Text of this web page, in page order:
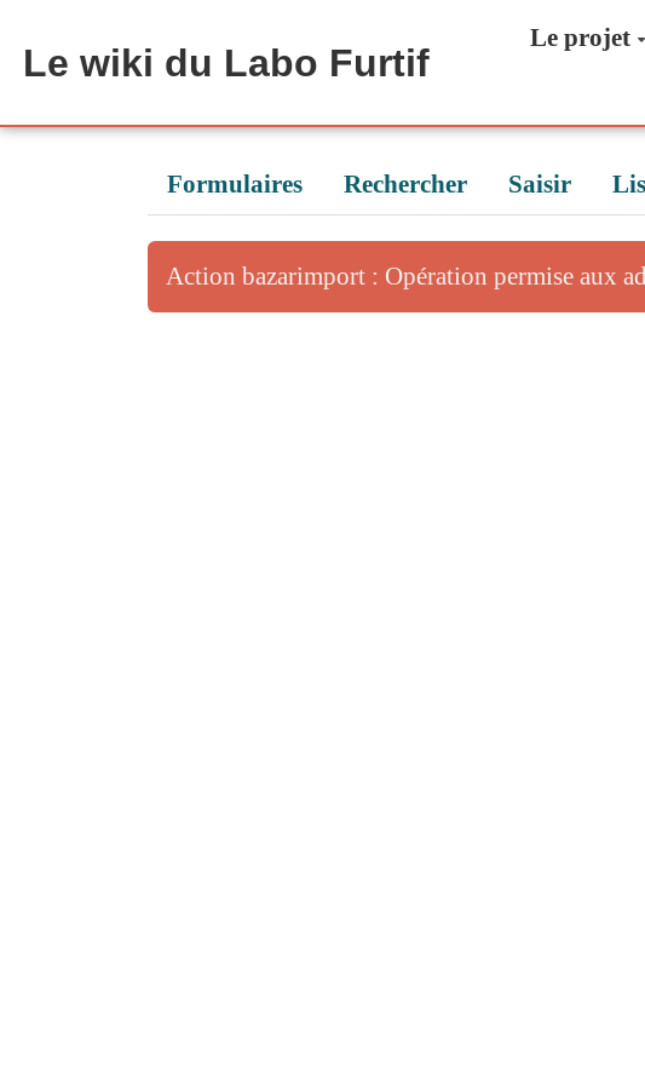
Le wiki du Labo Furtif
Le projet
Formulaires Rechercher Saisir
Action bazarimport : Opération permise aux